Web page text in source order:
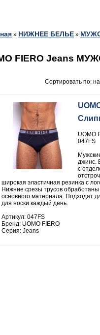
» НИЖНЕЕ БЕЛЬЕ »
FIERO Jeans
Сортировать по:
UOMO
047FS
джинс.
с
широкая эластичная резинка с
Нижние срезы трусов обработаны
основного материала. Подходят
для носки каждый день.
Артикул: 047FS
Бренд: UOMO FIERO
Серия: Jeans